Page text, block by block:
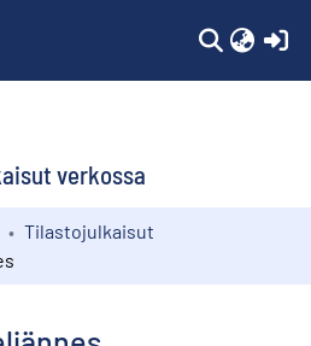
verkossa
Tilastojulkaisut